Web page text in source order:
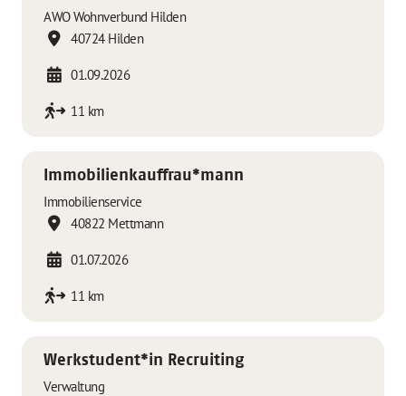
AWO Wohnverbund Hilden
40724 Hilden
01.09.2026
11 km
Immobilienkauffrau*mann
Immobilienservice
40822 Mettmann
01.07.2026
11 km
Werkstudent*in Recruiting
Verwaltung